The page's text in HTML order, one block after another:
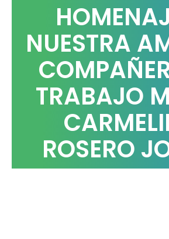
NUESTRA
TRABAJO
ROSERO